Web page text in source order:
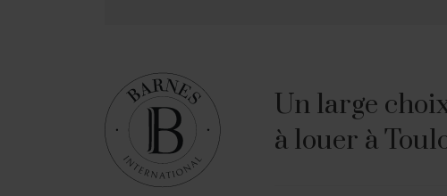
Un large
à louer à